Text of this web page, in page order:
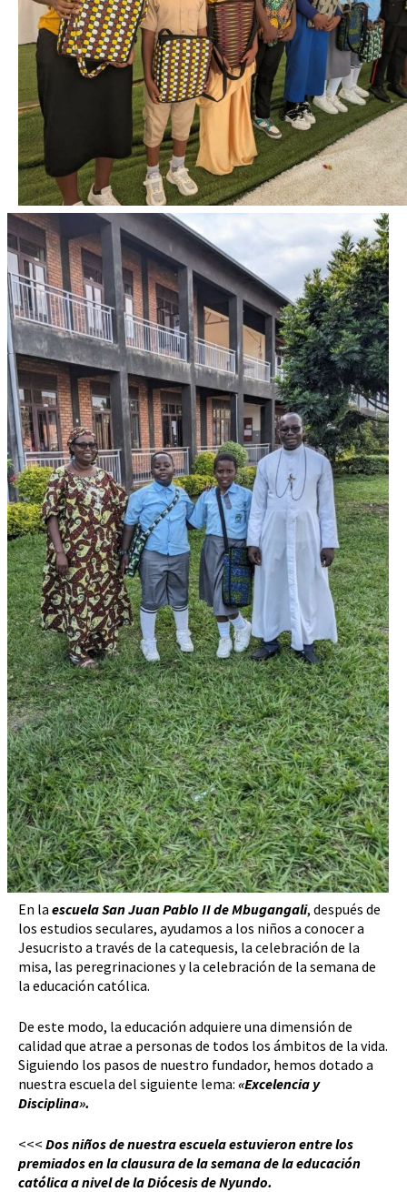
En la escuela San Juan Pablo II de Mbugangali, después de
los estudios seculares, ayudamos a los niños a conocer a
Jesucristo a través de la catequesis, la celebración de la
misa, las peregrinaciones y la celebración de la semana de
la educación católica.
De este modo, la educación adquiere una dimensión de
calidad que atrae a personas de todos los ámbitos de la vida.
Siguiendo los pasos de nuestro fundador, hemos dotado a
nuestra escuela del siguiente lema: «Excelencia y
Disciplina».
<<< Dos niños de nuestra escuela estuvieron entre los
premiados en la clausura de la semana de la educación
católica a nivel de la Diócesis de Nyundo.